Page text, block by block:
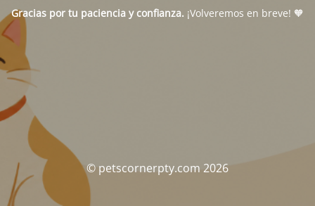
Gracias por tu paciencia y confianza. ¡Volveremos en breve! 🧡
© petscornerpty.com 2026